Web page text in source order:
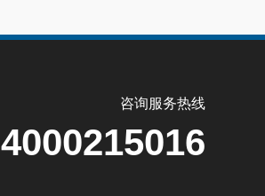
咨询服务热线
4000215016